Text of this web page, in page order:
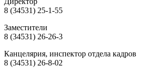
8 (34531) 25-1-55
Заместители
8 (34531) 26-26-3
Канцелярия, инспектор отдела кадров
8 (34531) 26-8-02